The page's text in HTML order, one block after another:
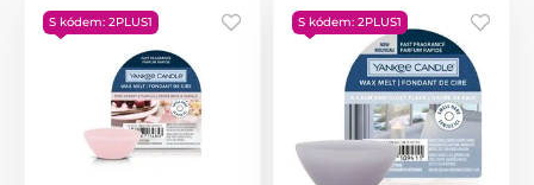
S kódem: 2PLUS1 S kódem: 2PLUS1